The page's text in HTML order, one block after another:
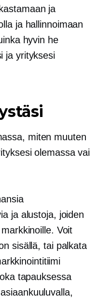
ja
ja hallinnoimaan
hyvin he
ja yrityksesi
miten muuten
olemassa vai
ja alustoja, joiden
Voit
sisällä, tai palkata
tapauksessa